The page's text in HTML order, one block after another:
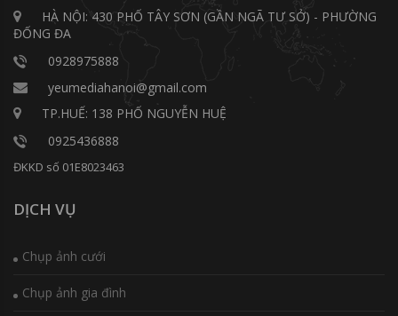
HÀ NỘI: 430 PHỐ TÂY SƠN (GẦN NGÃ TƯ SỞ) - PHƯỜNG
ĐỐNG ĐA
0928975888
yeumediahanoi@gmail.com
TP.HUẾ: 138 PHỐ NGUYỄN HUỆ
0925436888
ĐKKD số 01E8023463
DỊCH VỤ
Chụp ảnh cưới
Chụp ảnh gia đình